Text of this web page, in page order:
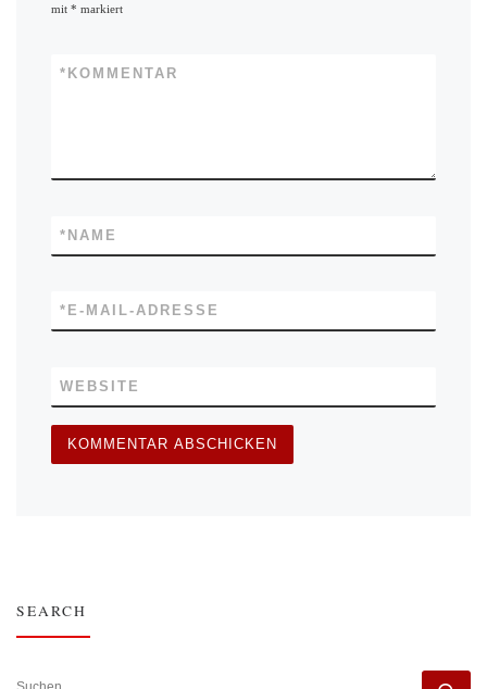
mit* markiert
KOMMENTAR
*
NAME
*
E-MAIL-ADRESSE
*
WEBSITE
SEARCH
SUCHE